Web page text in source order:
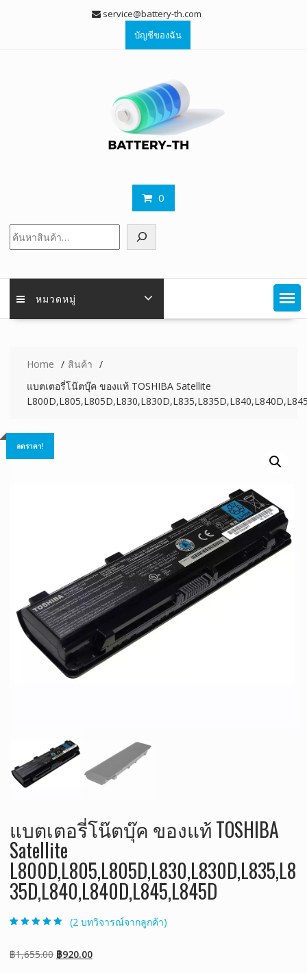
service@battery-th.com
บัญชีของฉัน
0
หมวดหมู่
Home
สินค้า
แบตเตอรี่โน๊ตบุ๊ค ของแท้ TOSHIBA Satellite
ลดราคา!
แบตเตอรี่โน๊ตบุ๊ค ของแท้ TOSHIBA
Satellite
L800D,L805,L805D,L830,L830D,L835,L8
35D,L840,L840D,L845,L845D
เต็มบนการให้
คะแนนของ
(2 บทวิจารณ์จากลูกค้า)
฿1,655.00 Original
฿920.00Current